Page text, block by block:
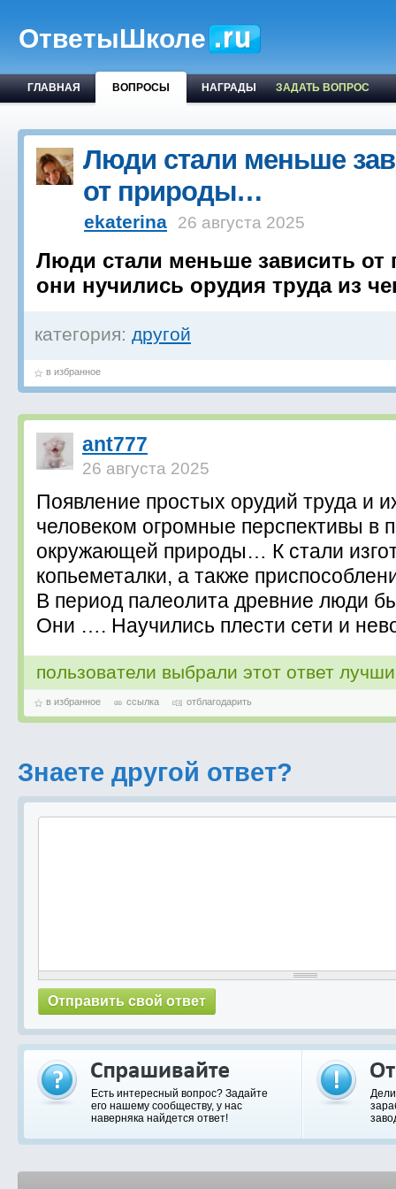
ОтветыШколе
ГЛАВНАЯ ВОПРОСЫ НАГРАДЫ ЗАДАТЬ ВОПРОС
Люди стали меньше
от природы…
ekaterina 26 августа 2025
Люди стали меньше зависить от
они нучились орудия труда из
категория: другой
в избранное
ant777
26 августа 2025
Появление простых орудий труда и
человеком огромные перспективы в
окружающей природы… К стали
копьеметалки, а также
В период палеолита древние люди
Они …. Научились плести сети и
пользователи выбрали этот ответ
в избранное ссылка отблагодарить
Знаете другой ответ?
Есть интересный вопрос? Задайте
его нашему сообществу, у нас
наверняка найдется ответ!